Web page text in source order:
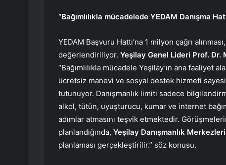
“Bağımlılıkla mücadelede YEDAM Danışma
YEDAM Başvuru Hattı’na 1 milyon çağrı
değerlendiriliyor. Yeşilay Genel Lideri Prof.
“Bağımlılıkla mücadele Yeşilay’ın ana faaliyet
ücretsiz manevi ve sosyal destek hizmeti
tutunuyor. Danışmanlık limiti sadece
alkol, tütün, uyuşturucu, kumar ve internet
adımlar atmasını teşvik etmektedir.
planlandığında, Yeşilay Danışmanlık
planlaması gerçekleştirilir.” söz konusu.